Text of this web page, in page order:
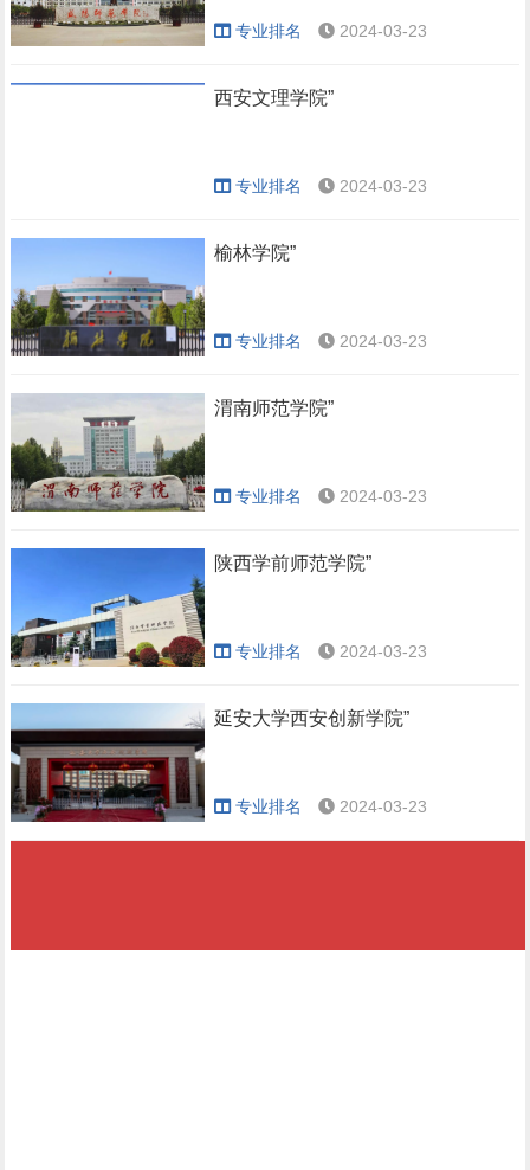
专业排名 2024-03-23
西安文理学院”
专业排名 2024-03-23
榆林学院”
专业排名 2024-03-23
渭南师范学院”
专业排名 2024-03-23
陕西学前师范学院”
专业排名 2024-03-23
延安大学西安创新学院”
专业排名 2024-03-23